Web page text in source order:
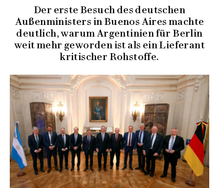
Der erste Besuch des deutschen
Außenministers in Buenos Aires machte
deutlich, warum Argentinien für Berlin
weit mehr geworden ist als ein Lieferant
kritischer Rohstoffe.